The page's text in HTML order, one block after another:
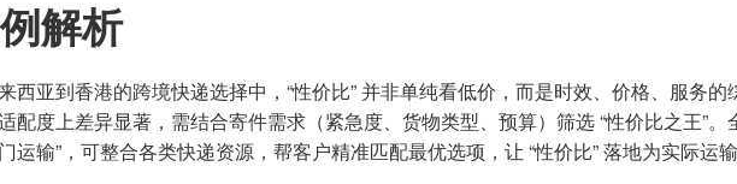
解析
西亚到香港的跨境快递选择中，“性价比” 并非单纯看低价，而是时效、价格、服务
配度上差异显著，需结合寄件需求（紧急度、货物类型、预算）筛选 “性价比之王”。
运输”，可整合各类快递资源，帮客户精准匹配最优选项，让 “性价比” 落地为实际运